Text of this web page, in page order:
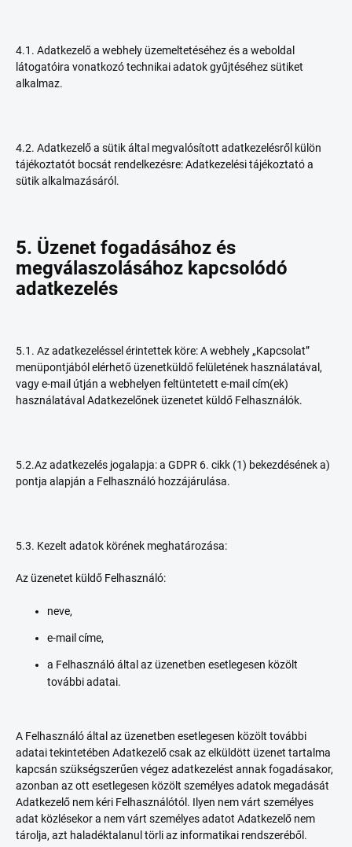
4.1. Adatkezelő a webhely üzemeltetéséhez és a weboldal
látogatóira vonatkozó technikai adatok gyűjtéséhez sütiket
alkalmaz.
4.2. Adatkezelő a sütik által megvalósított adatkezelésről külön
tájékoztatót bocsát rendelkezésre: Adatkezelési tájékoztató a
sütik alkalmazásáról.
5. Üzenet fogadásához és
megválaszolásához kapcsolódó
adatkezelés
5.1. Az adatkezeléssel érintettek köre: A webhely „Kapcsolat”
menüpontjából elérhető üzenetküldő felületének használatával,
vagy e-mail útján a webhelyen feltüntetett e-mail cím(ek)
használatával Adatkezelőnek üzenetet küldő Felhasználók.
5.2.Az adatkezelés jogalapja: a GDPR 6. cikk (1) bekezdésének a)
pontja alapján a Felhasználó hozzájárulása.
5.3. Kezelt adatok körének meghatározása:
Az üzenetet küldő Felhasználó:
neve,
e-mail címe,
a Felhasználó által az üzenetben esetlegesen közölt
további adatai.
A Felhasználó által az üzenetben esetlegesen közölt további
adatai tekintetében Adatkezelő csak az elküldött üzenet tartalma
kapcsán szükségszerűen végez adatkezelést annak fogadásakor,
azonban az ott esetlegesen közölt személyes adatok megadását
Adatkezelő nem kéri Felhasználótól. Ilyen nem várt személyes
adat közlésekor a nem várt személyes adatot Adatkezelő nem
tárolja, azt haladéktalanul törli az informatikai rendszeréből.